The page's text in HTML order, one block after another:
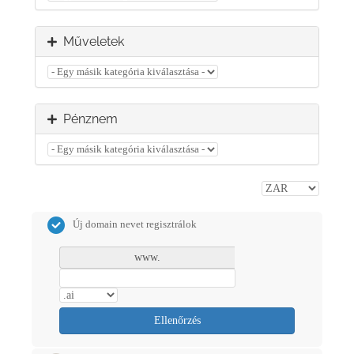
Műveletek
Pénznem
Új domain nevet regisztrálok
www.
Ellenőrzés